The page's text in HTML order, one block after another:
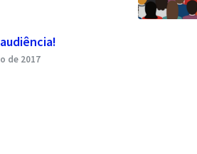
de 2017